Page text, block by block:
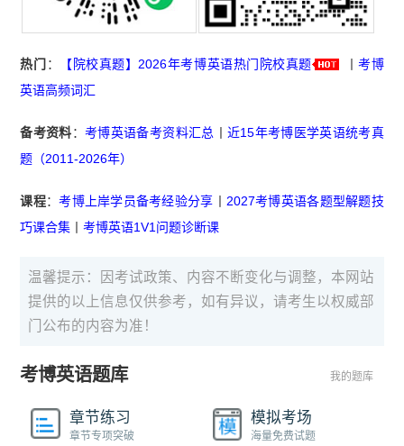
热门 ： 【院校真题】2026年考博英语热门院校真题 丨考博
英语高频词汇
备考资料：考博英语备考资料汇总
近15年考博医学英语统考真
题（2011-2026年）
课程：考博上岸学员备考经验分享
2027考博英语各题型解题技
巧课合集 丨考博英语1V1问题诊断课
温馨提示：因考试政策、内容不断变化与调整，本网站
提供的以上信息仅供参考，如有异议，请考生以权威部
门公布的内容为准！
考博英语题库 我的题库
章节练习
章节专项突破
模拟考场
海量免费试题